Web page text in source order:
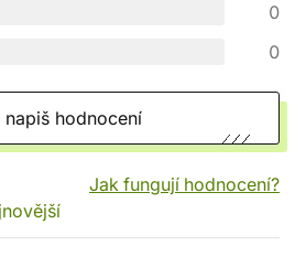
0
0
napiš hodnocení
Jak fungují hodnocení?